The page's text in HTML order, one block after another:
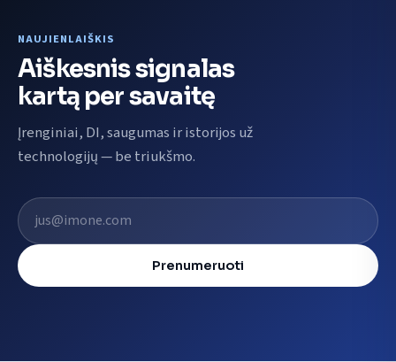
NAUJIENLAIŠKIS
Aiškesnis signalas
kartą per savaitę
Įrenginiai, DI, saugumas ir istorijos už
technologijų — be triukšmo.
El. pašto adresas
Prenumeruoti